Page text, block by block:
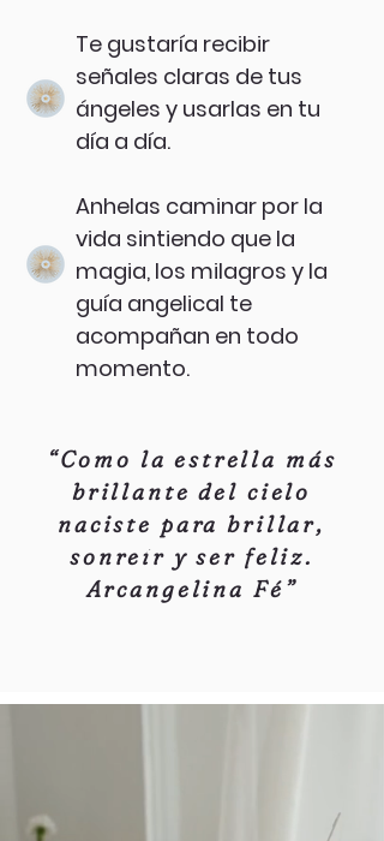
Te gustaría recibir
señales claras de tus
ángeles y usarlas en tu
día a día.
Anhelas caminar por la
vida sintiendo que la
magia, los milagros y la
guía angelical te
acompañan en todo
momento.
“Como la estrella más
brillante del cielo
naciste para brillar,
sonreír y ser feliz.
Arcangelina Fé”